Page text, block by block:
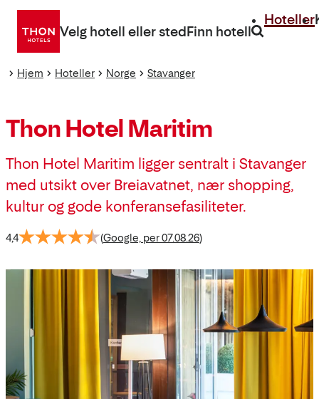
Gå
direkte
Velg hotell eller stedFinn hotell
Hoteller
Hjem Hoteller Norge Stavanger
Thon Hotel Maritim
Thon Hotel Maritim ligger sentralt i Stavanger
med utsikt over Breiavatnet, nær shopping,
kultur og gode konferansefasiliteter.
4,4 (Google, per 07.08.26)